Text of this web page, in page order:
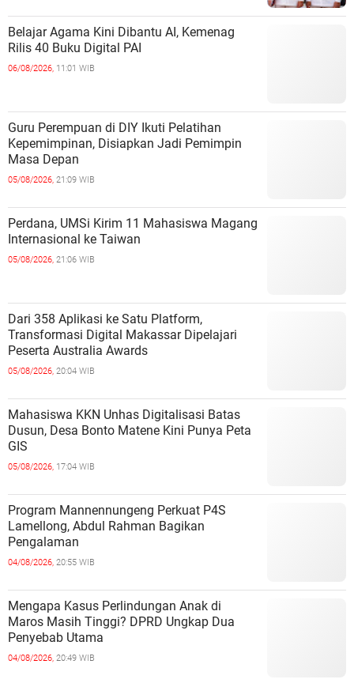
Belajar Agama Kini Dibantu AI, Kemenag
Rilis 40 Buku Digital PAI
06/08/2026, 11:01 WIB
Guru Perempuan di DIY Ikuti Pelatihan
Kepemimpinan, Disiapkan Jadi Pemimpin
Masa Depan
05/08/2026, 21:09 WIB
Perdana, UMSi Kirim 11 Mahasiswa Magang
Internasional ke Taiwan
05/08/2026, 21:06 WIB
Dari 358 Aplikasi ke Satu Platform,
Transformasi Digital Makassar Dipelajari
Peserta Australia Awards
05/08/2026, 20:04 WIB
Mahasiswa KKN Unhas Digitalisasi Batas
Dusun, Desa Bonto Matene Kini Punya Peta
GIS
05/08/2026, 17:04 WIB
Program Mannennungeng Perkuat P4S
Lamellong, Abdul Rahman Bagikan
Pengalaman
04/08/2026, 20:55 WIB
Mengapa Kasus Perlindungan Anak di
Maros Masih Tinggi? DPRD Ungkap Dua
Penyebab Utama
04/08/2026, 20:49 WIB